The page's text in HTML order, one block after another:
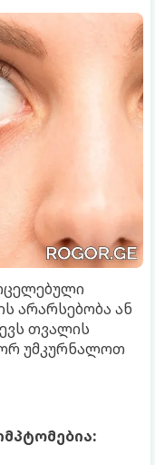
არარსებობა ან
თვალის
უმკურნალოთ